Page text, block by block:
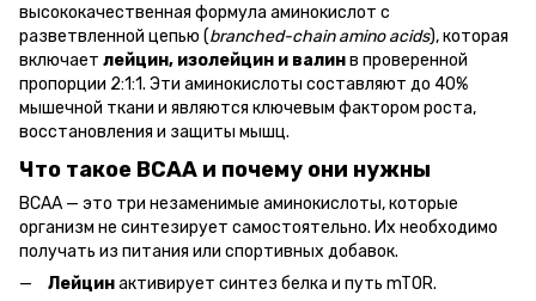
высококачественная формула аминокислот с
разветвленной цепью (branched-chain amino acids), которая
включает лейцин, изолейцин и валинв проверенной
пропорции 2:1:1. Эти аминокислоты составляют до 40%
мышечной ткани и являются ключевым фактором роста,
восстановления и защиты мышц.
Что такое BCAA и почему они нужны
BCAA — это три незаменимые аминокислоты, которые
организм не синтезирует самостоятельно. Их необходимо
получать из питания или спортивных добавок.
Лейцинактивирует синтез белка и путь mTOR.